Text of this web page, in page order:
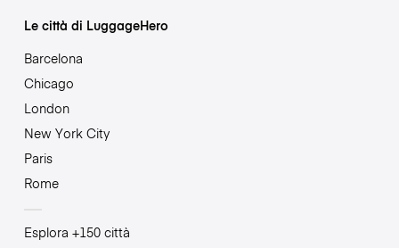
Le città di LuggageHero
Barcelona
Chicago
London
New York City
Paris
Rome
Esplora +150 città